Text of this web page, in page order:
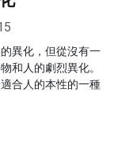
異化，但從沒有一
和人的劇烈異化。
合人的本性的一種